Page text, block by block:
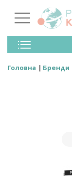
Колготки
Панчохи
Лосини (легінси)
Головна Бренди